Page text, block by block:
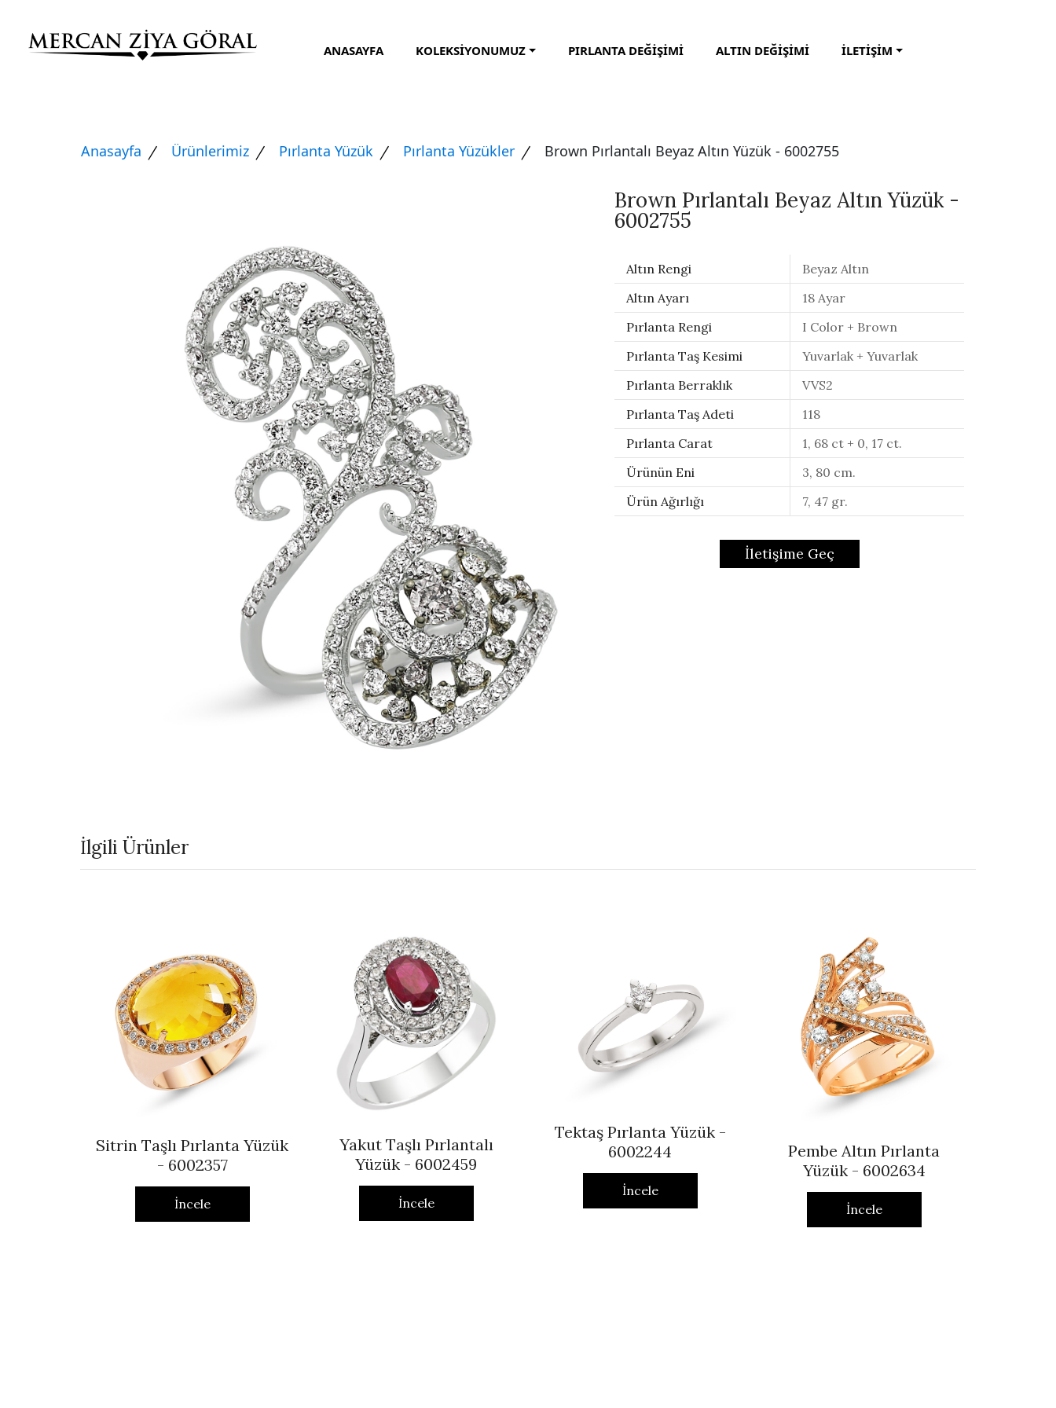
ANASAYFA KOLEKSİYONUMUZ PIRLANTA DEĞİŞİMİ ALTIN DEĞİŞİMİ İLETİŞİM
Anasayfa Ürünlerimiz Pırlanta Yüzük Pırlanta Yüzükler Brown Pırlantalı Beyaz Altın Yüzük - 6002755
Brown Pırlantalı Beyaz Altın Yüzük -
6002755
Altın Rengi
Beyaz Altın
Altın Ayarı
18 Ayar
Pırlanta Rengi
I Color + Brown
Pırlanta Taş Kesimi
Yuvarlak + Yuvarlak
Pırlanta Berraklık
VVS2
Pırlanta Taş Adeti
118
Pırlanta Carat
1, 68 ct + 0, 17 ct.
Ürünün Eni
3, 80 cm.
Ürün Ağırlığı
7, 47 gr.
İletişime Geç
İlgili Ürünler
Sitrin Taşlı Pırlanta Yüzük
- 6002357
İncele
Yakut Taşlı Pırlantalı
Yüzük - 6002459
İncele
Tektaş Pırlanta Yüzük -
6002244
İncele
Pembe Altın Pırlanta
Yüzük - 6002634
İncele